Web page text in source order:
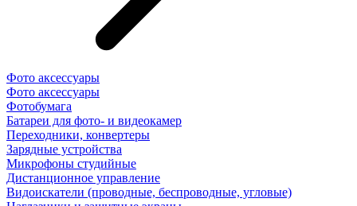
Фото аксессуары
Фото аксессуары
Фотобумага
Батареи для фото- и видеокамер
Переходники, конвертеры
Зарядные устройства
Микрофоны студийные
Дистанционное управление
Видоискатели (проводные, беспроводные, угловые)